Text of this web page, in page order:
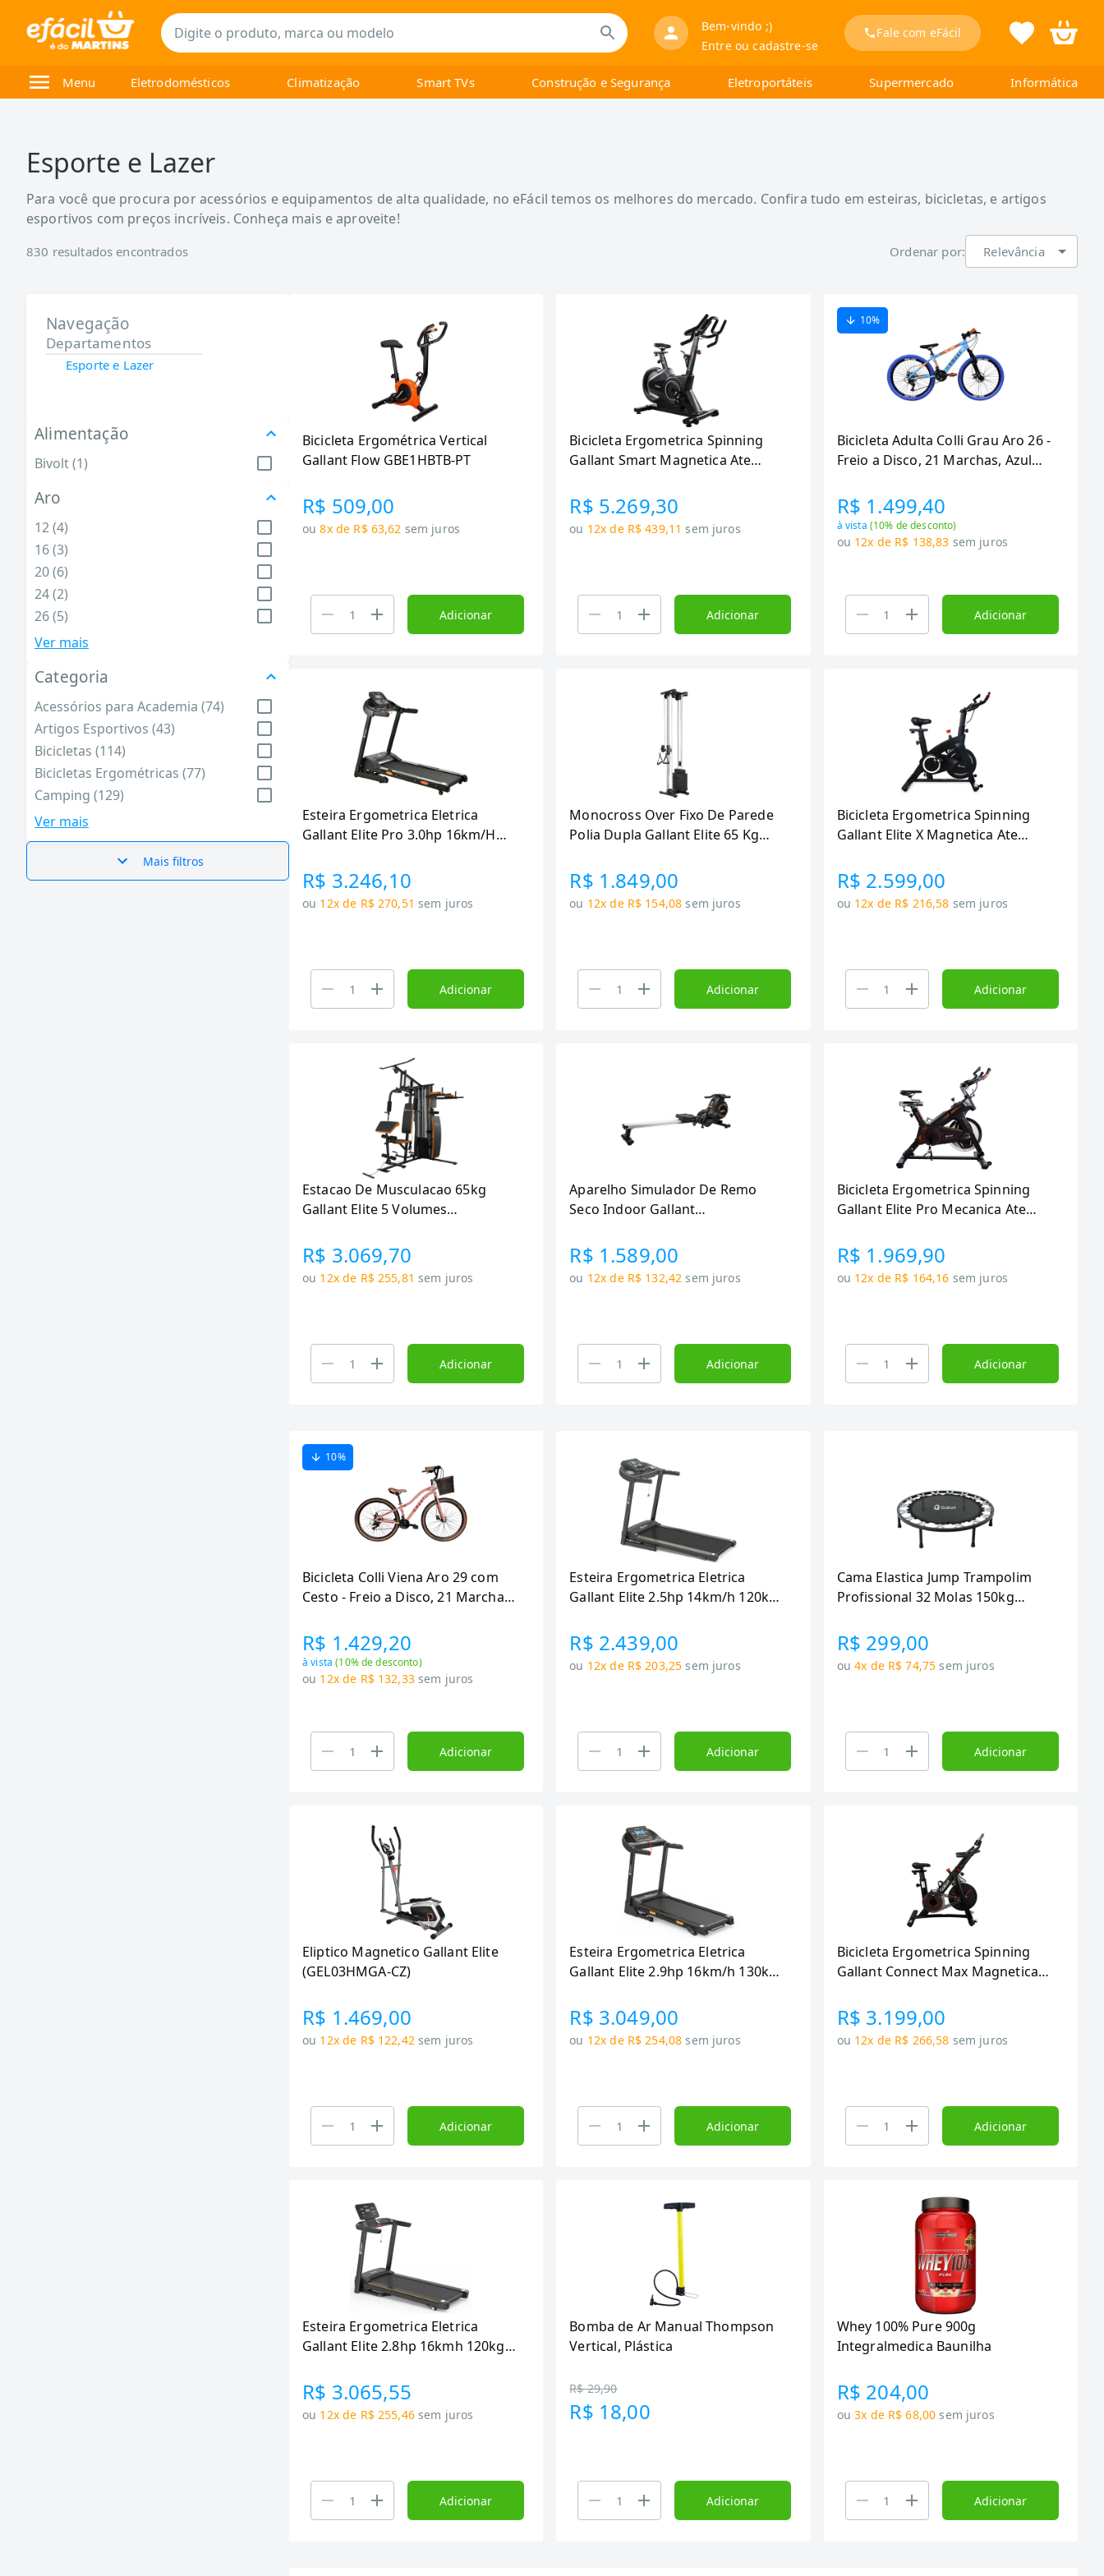
Bem-vindo ;)
Entre ou cadastre-se
Fale com eFácil
Menu Eletrodomésticos Climatização Smart TVs Construção e Segurança Eletroportáteis Supermercado Informática
Esporte e Lazer
Para você que procura por acessórios e equipamentos de alta qualidade, no eFácil temos os melhores do mercado. Confira tudo em esteiras, bicicletas, e artigos
esportivos com preços incríveis. Conheça mais e aproveite!
830 resultados encontrados Ordenar por: Relevância
Navegação
Departamentos
Esporte e Lazer
Alimentação
Bivolt (1)
Aro
12 (4)
16 (3)
20 (6)
24 (2)
26 (5)
29 (5)
Ver mais
Categoria
Acessórios para Academia (74)
Artigos Esportivos (43)
Bicicletas (114)
Bicicletas Ergométricas (77)
Camping (129)
Elípticos (4)
Esporte e Lazer (830)
Instrumentos Musicais (7)
Ver mais
Mais filtros
Bicicleta Ergométrica Vertical
Gallant Flow GBE1HBTB-PT
R$ 509,00
ou 8x de R$ 63,62 sem juros
Adicionar
Bicicleta Ergometrica Spinning
Gallant Smart Magnetica Ate
(GSB18SMGA-PT)
R$ 5.269,30
ou 12x de R$ 439,11 sem juros
Adicionar
10%
Bicicleta Adulta Colli Grau Aro 26 -
Freio a Disco, 21 Marchas, Azul
R$ 1.499,40
à vista (10% de desconto)
ou 12x de R$ 138,83 sem juros
Adicionar
Esteira Ergometrica Eletrica
Gallant Elite Pro 3.0hp 16km/H
R$ 3.246,10
ou 12x de R$ 270,51 sem juros
Adicionar
Monocross Over Fixo De Parede
Polia Dupla Gallant Elite 65 Kg
R$ 1.849,00
ou 12x de R$ 154,08 sem juros
Adicionar
Bicicleta Ergometrica Spinning
Gallant Elite X Magnetica Ate
(GSB08HMGA-PT)
R$ 2.599,00
ou 12x de R$ 216,58 sem juros
Adicionar
Estacao De Musculacao 65kg
Gallant Elite 5 Volumes
R$ 3.069,70
ou 12x de R$ 255,81 sem juros
Adicionar
Aparelho Simulador De Remo
Seco Indoor Gallant
R$ 1.589,00
ou 12x de R$ 132,42 sem juros
Adicionar
Bicicleta Ergometrica Spinning
Gallant Elite Pro Mecanica Ate
(GSB18HBTA-PT)
R$ 1.969,90
ou 12x de R$ 164,16 sem juros
Adicionar
10%
Bicicleta Colli Viena Aro 29 com
Cesto - Freio a Disco, 21 Marchas,
R$ 1.429,20
à vista(10% de desconto)
ou 12x de R$ 132,33 sem juros
Adicionar
Esteira Ergometrica Eletrica
Gallant Elite 2.5hp 14km/h 120kg
R$ 2.439,00
ou 12x de R$ 203,25 sem juros
Adicionar
Cama Elastica Jump Trampolim
Profissional 32 Molas 150kg
R$ 299,00
ou 4x de R$ 74,75 sem juros
Adicionar
Eliptico Magnetico Gallant Elite
(GEL03HMGA-CZ)
R$ 1.469,00
ou 12x de R$ 122,42 sem juros
Adicionar
Esteira Ergometrica Eletrica
Gallant Elite 2.9hp 16km/h 130kg
R$ 3.049,00
ou 12x de R$ 254,08 sem juros
Adicionar
Bicicleta Ergometrica Spinning
Gallant Connect Max Magnetica
(GSB07HMGB-PT)
R$ 3.199,00
ou 12x de R$ 266,58 sem juros
Adicionar
Esteira Ergometrica Eletrica
Gallant Elite 2.8hp 16kmh 120kg
R$ 3.065,55
ou 12x de R$ 255,46 sem juros
Adicionar
Bomba de Ar Manual Thompson
Vertical, Plástica
R$ 29,90
R$ 18,00
Adicionar
Whey 100% Pure 900g
Integralmedica Baunilha
R$ 204,00
ou 3x de R$ 68,00 sem juros
Adicionar